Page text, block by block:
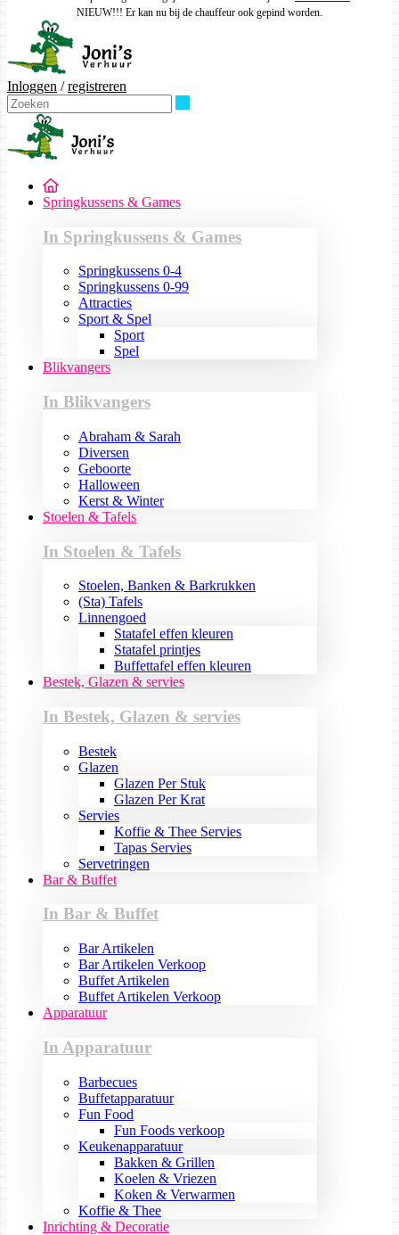
NIEUW!!! Er kan nu bij de chauffeur ook gepind worden.
Inloggen /registreren
Springkussens & Games
In Springkussens & Games
Springkussens 0-4
Springkussens 0-99
Attracties
Sport & Spel
Sport
Spel
Blikvangers
In Blikvangers
Abraham & Sarah
Diversen
Geboorte
Halloween
Kerst & Winter
Stoelen & Tafels
In Stoelen & Tafels
Stoelen, Banken & Barkrukken
(Sta) Tafels
Linnengoed
Statafel effen kleuren
Statafel printjes
Buffettafel effen kleuren
Bestek, Glazen & servies
In Bestek, Glazen & servies
Bestek
Glazen
Glazen Per Stuk
Glazen Per Krat
Servies
Koffie & Thee Servies
Tapas Servies
Servetringen
Bar & Buffet
In Bar & Buffet
Bar Artikelen
Bar Artikelen Verkoop
Buffet Artikelen
Buffet Artikelen Verkoop
Apparatuur
In Apparatuur
Barbecues
Buffetapparatuur
Fun Food
Fun Foods verkoop
Keukenapparatuur
Bakken & Grillen
Koelen & Vriezen
Koken & Verwarmen
Koffie & Thee
Inrichting & Decoratie